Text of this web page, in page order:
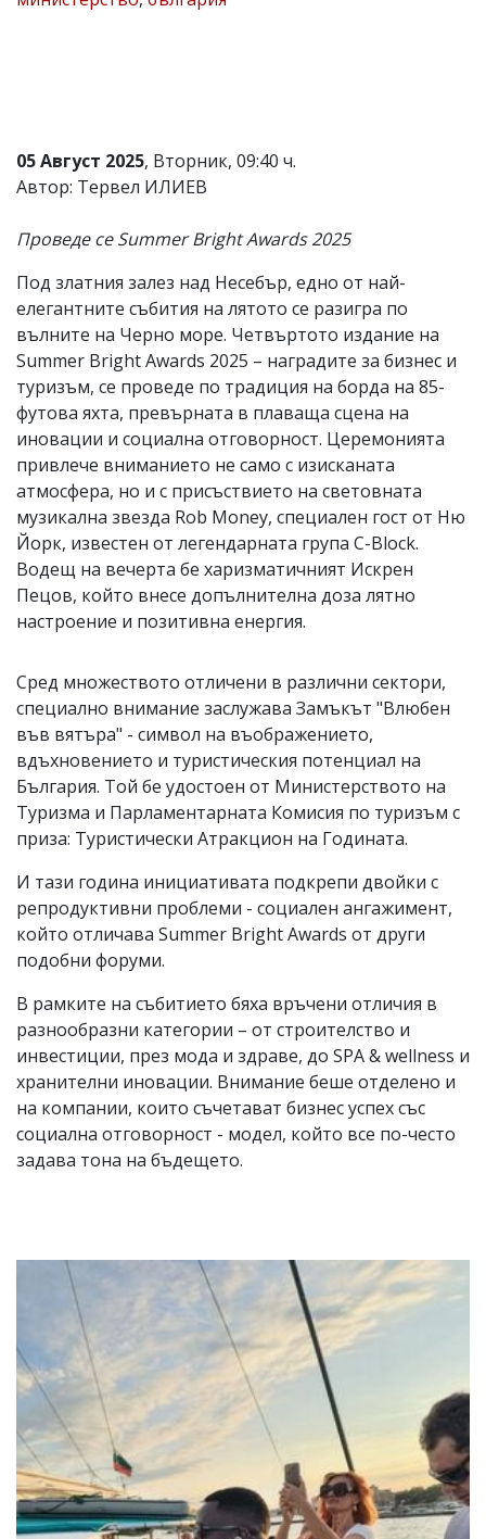
и
редакцията
не
отговорност
тях!
откриете
обиден
за
коментар,
моля
сигнализирайте
05 Август 2025, Вторник, 09:40 ч.
Автор: Тервел ИЛИЕВ
Проведе се Summer Bright Awards 2025
Под златния залез над Несебър, едно от най-
елегантните събития на лятото се разигра по
вълните на Черно море. Четвъртото издание на
Summer Bright Awards 2025 – наградите за бизнес и
туризъм, се проведе по традиция на борда на 85-
футова яхта, превърната в плаваща сцена на
иновации и социална отговорност. Церемонията
привлече вниманието не само с изисканата
атмосфера, но и с присъствието на световната
музикална звезда Rob Money, специален гост от Ню
Йорк, известен от легендарната група C-Block.
Водещ на вечерта бе харизматичният Искрен
Пецов, който внесе допълнителна доза лятно
настроение и позитивна енергия.
Сред множеството отличени в различни сектори,
специално внимание заслужава Замъкът "Влюбен
във вятъра" - символ на въображението,
вдъхновението и туристическия потенциал на
България. Той бе удостоен от Министерството на
Туризма и Парламентарната Комисия по туризъм с
приза: Туристически Атракцион на Годината.
И тази година инициативата подкрепи двойки с
репродуктивни проблеми - социален ангажимент,
който отличава Summer Bright Awards от други
подобни форуми.
В рамките на събитието бяха връчени отличия в
разнообразни категории – от строителство и
инвестиции, през мода и здраве, до SPA & wellness и
хранителни иновации. Внимание беше отделено и
на компании, които съчетават бизнес успех със
социална отговорност - модел, който все по-често
задава тона на бъдещето.